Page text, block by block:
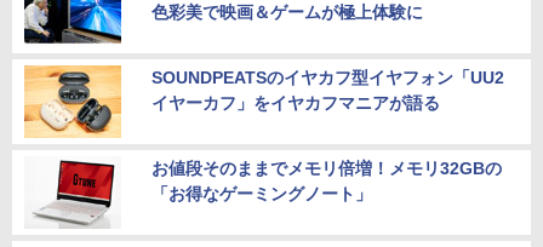
色彩美で映画＆ゲームが極上体験に
SOUNDPEATSのイヤカフ型イヤフォン「UU2
イヤーカフ」をイヤカフマニアが語る
お値段そのままでメモリ倍増！メモリ32GBの
「お得なゲーミングノート」